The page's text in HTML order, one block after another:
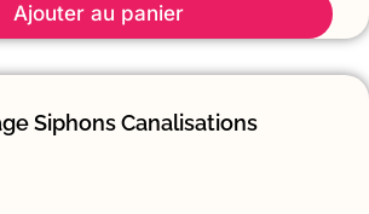
Ajouter au panier
Siphons Canalisations